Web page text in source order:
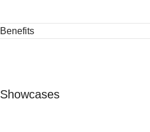
Benefits
Showcases